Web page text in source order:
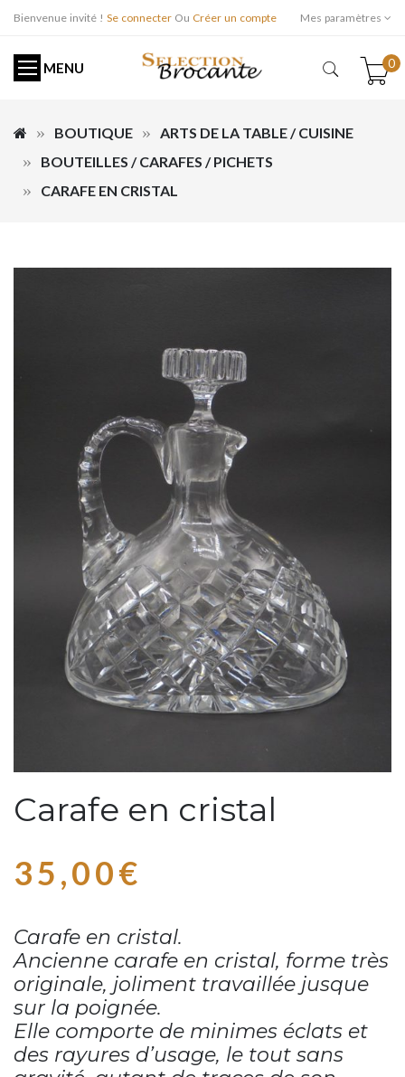
Bienvenue invité ! Se connecter Ou Créer un compte Mes paramètres
MENU 0
BOUTIQUE
ARTS DE LA TABLE / CUISINE
BOUTEILLES / CARAFES / PICHETS
CARAFE EN CRISTAL
Carafe en cristal
35,00€
Carafe en cristal.
Ancienne carafe en cristal, forme très
originale, joliment travaillée jusque
sur la poignée.
Elle comporte de minimes éclats et
des rayures d’usage, le tout sans